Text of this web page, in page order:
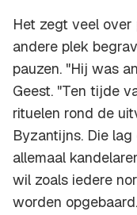
Het zegt veel over
andere plek
pauzen. "Hij was
Geest. "Ten tijde
rituelen rond de
Byzantijns. Die
allemaal
wil zoals iedere
worden